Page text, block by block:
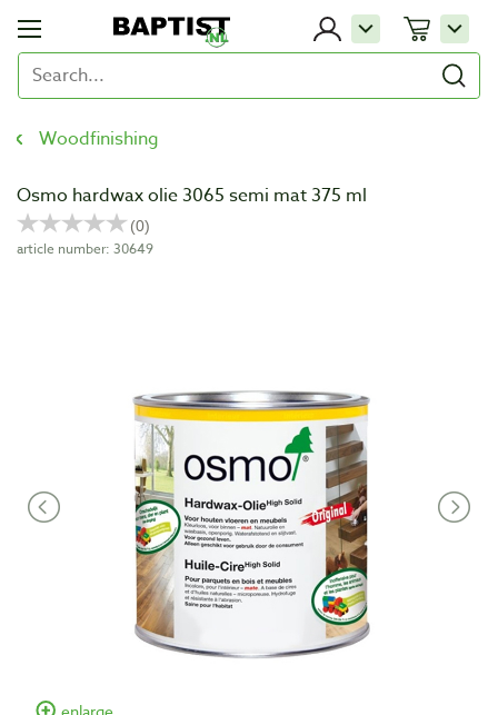
Woodfinishing
Osmo hardwax olie 3065 semi mat 375 ml
article number: 30649